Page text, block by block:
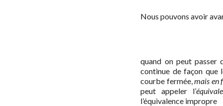
Nous pouvons avoir
quand on peut passer
continue de façon que
courbe fermée,mais en
peut appeler l’
l’équivalence impropre